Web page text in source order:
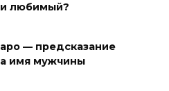
любимый?
— предсказание
имя мужчины